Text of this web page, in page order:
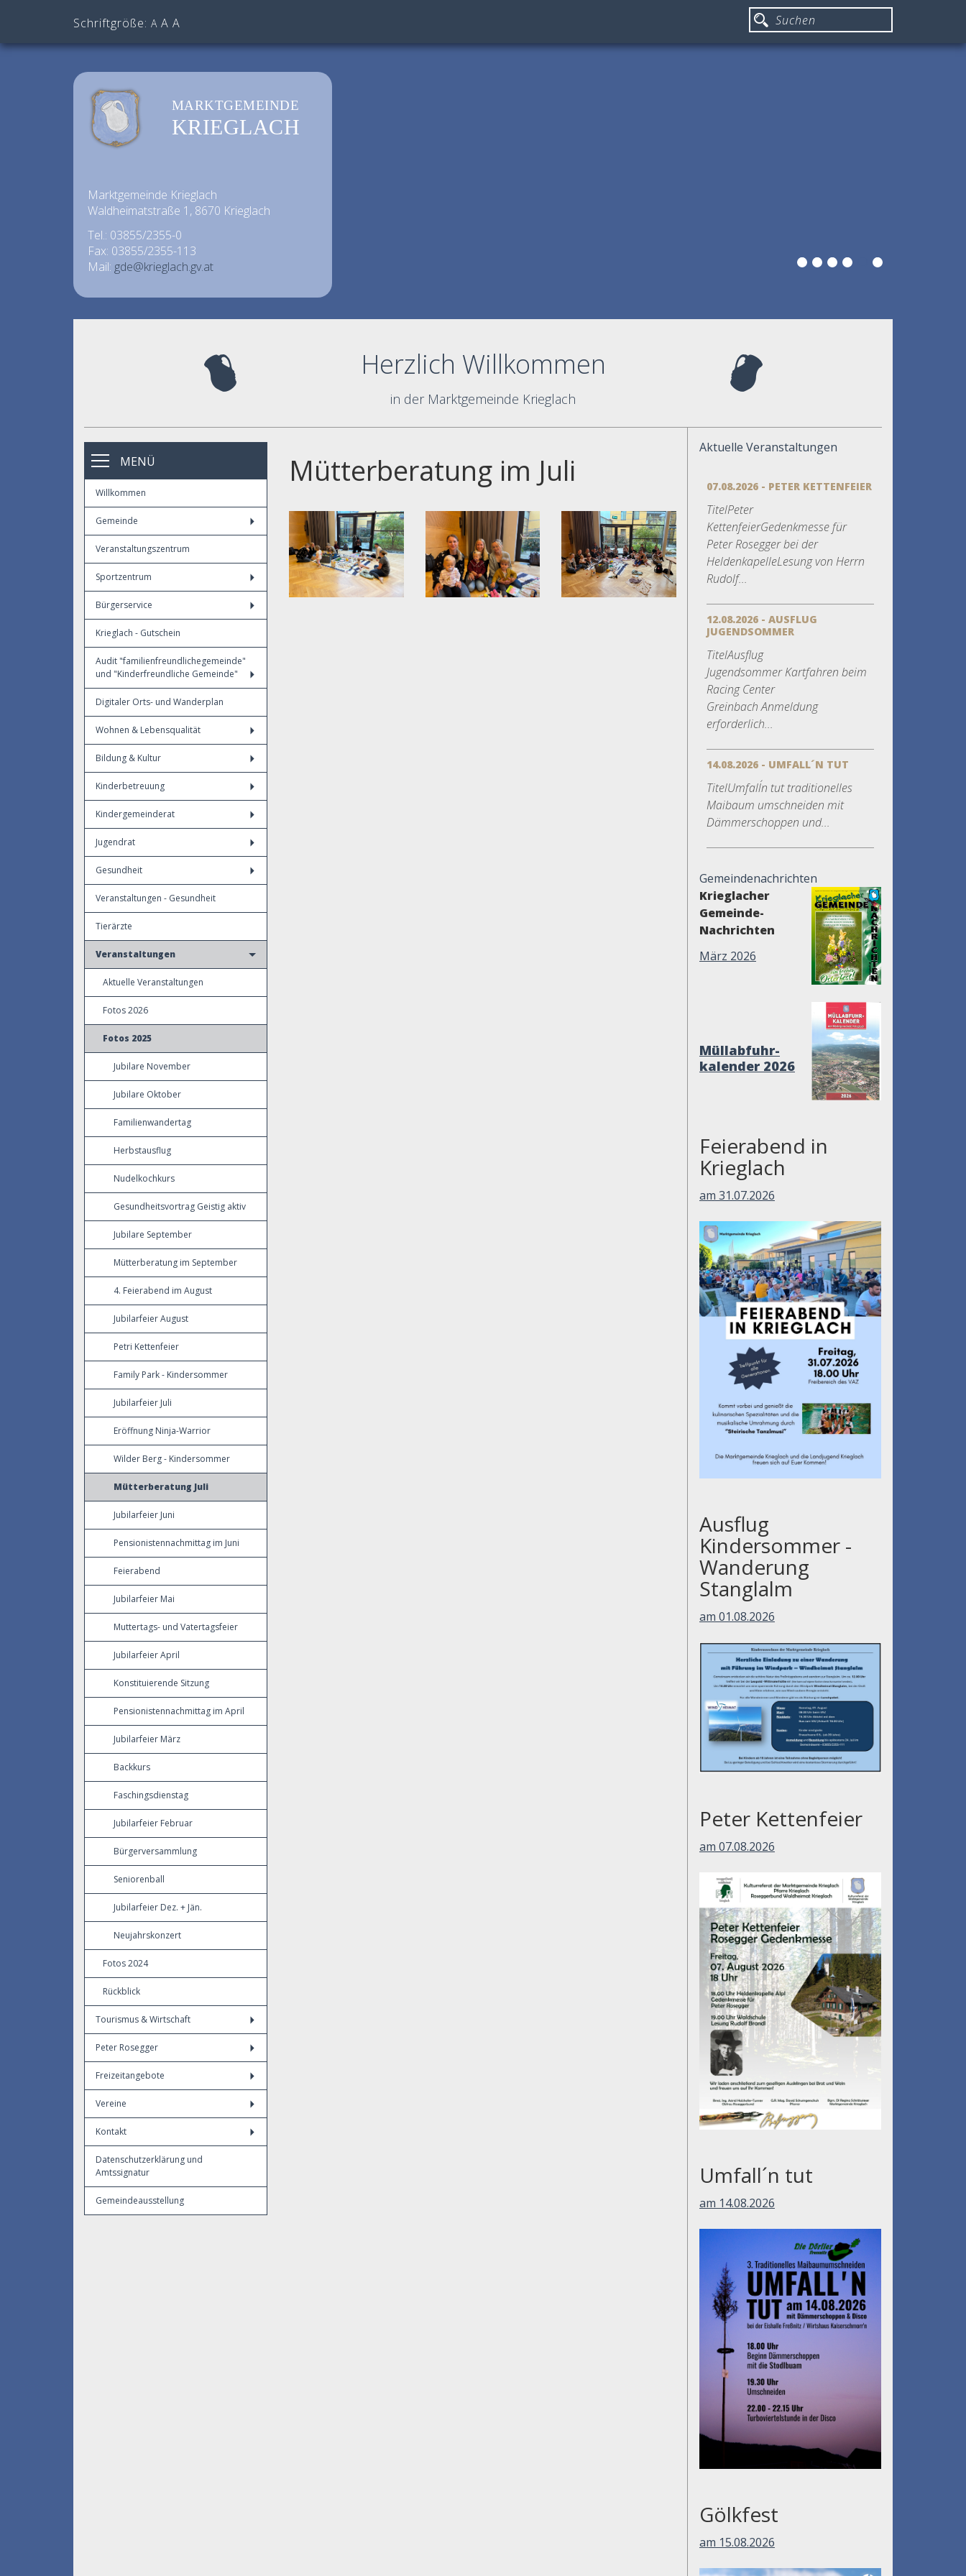
Schriftgröße: A A A
MARKTGEMEINDE
KRIEGLACH
Marktgemeinde Krieglach
Waldheimatstraße 1, 8670 Krieglach
Tel.: 03855/2355-0
Fax: 03855/2355-113
Mail: gde@krieglach.gv.at
Herzlich Willkommen
in der Marktgemeinde Krieglach
MENÜ
Willkommen
Gemeinde
Veranstaltungszentrum
Sportzentrum
Bürgerservice
Krieglach - Gutschein
Audit "familienfreundlichegemeinde"
und "Kinderfreundliche Gemeinde"
Digitaler Orts- und Wanderplan
Wohnen & Lebensqualität
Bildung & Kultur
Kinderbetreuung
Kindergemeinderat
Jugendrat
Gesundheit
Veranstaltungen - Gesundheit
Tierärzte
Veranstaltungen
Aktuelle Veranstaltungen
Fotos 2026
Fotos 2025
Jubilare November
Jubilare Oktober
Familienwandertag
Herbstausflug
Nudelkochkurs
Gesundheitsvortrag Geistig aktiv
Jubilare September
Mütterberatung im September
4. Feierabend im August
Jubilarfeier August
Petri Kettenfeier
Family Park - Kindersommer
Jubilarfeier Juli
Eröffnung Ninja-Warrior
Wilder Berg - Kindersommer
Mütterberatung Juli
Jubilarfeier Juni
Pensionistennachmittag im Juni
Feierabend
Jubilarfeier Mai
Muttertags- und Vatertagsfeier
Jubilarfeier April
Konstituierende Sitzung
Pensionistennachmittag im April
Jubilarfeier März
Backkurs
Faschingsdienstag
Jubilarfeier Februar
Bürgerversammlung
Seniorenball
Jubilarfeier Dez. + Jän.
Neujahrskonzert
Fotos 2024
Rückblick
Tourismus & Wirtschaft
Peter Rosegger
Freizeitangebote
Vereine
Kontakt
Datenschutzerklärung und
Amtssignatur
Gemeindeausstellung
Mütterberatung im Juli
Aktuelle Veranstaltungen
07.08.2026 - PETER KETTENFEIER
TitelPeter
KettenfeierGedenkmesse für
Peter Rosegger bei der
HeldenkapelleLesung von Herrn
Rudolf...
12.08.2026 - AUSFLUG
JUGENDSOMMER
TitelAusflug
Jugendsommer Kartfahren beim
Racing Center
Greinbach Anmeldung
erforderlich...
14.08.2026 - UMFALL´N TUT
TitelUmfall´n tut traditionelles
Maibaum umschneiden mit
Dämmerschoppen und...
Gemeindenachrichten
Krieglacher
Gemeinde-
Nachrichten
März 2026
Müllabfuhr-
kalender 2026
Feierabend in
Krieglach
am 31.07.2026
Ausflug
Kindersommer -
Wanderung
Stanglalm
am 01.08.2026
Peter Kettenfeier
am 07.08.2026
Umfall´n tut
am 14.08.2026
Gölkfest
am 15.08.2026